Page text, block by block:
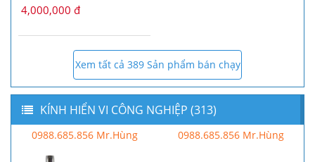
4,000,000 đ
Xem tất cả 389 Sản phẩm bán chạy
KÍNH HIỂN VI CÔNG NGHIỆP (313)
0988.685.856 Mr.Hùng 0988.685.856 Mr.Hùng